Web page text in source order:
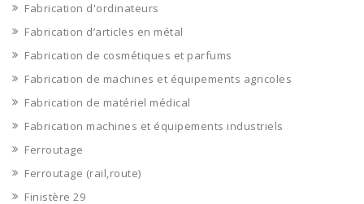
Fabrication d'ordinateurs
Fabrication d’articles en métal
Fabrication de cosmétiques et parfums
Fabrication de machines et équipements agricoles
Fabrication de matériel médical
Fabrication machines et équipements industriels
Ferroutage
Ferroutage (rail,route)
Finistère 29